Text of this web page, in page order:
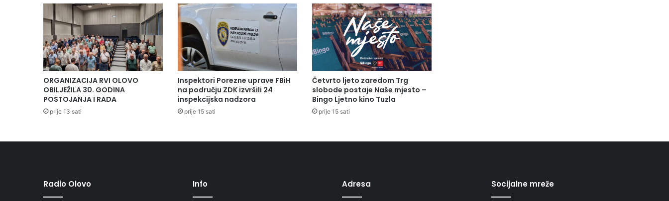
ORGANIZACIJA RVI OLOVO
OBILJEŽILA 30. GODINA
POSTOJANJA I RADA
prije 13 sati
Inspektori Porezne uprave FBiH
na području ZDK izvršili 24
inspekcijska nadzora
prije 15 sati
Četvrto ljeto zaredom Trg
slobode postaje Naše mjesto –
Bingo Ljetno kino Tuzla
prije 15 sati
Radio Olovo Info Adresa Socijalne mreže